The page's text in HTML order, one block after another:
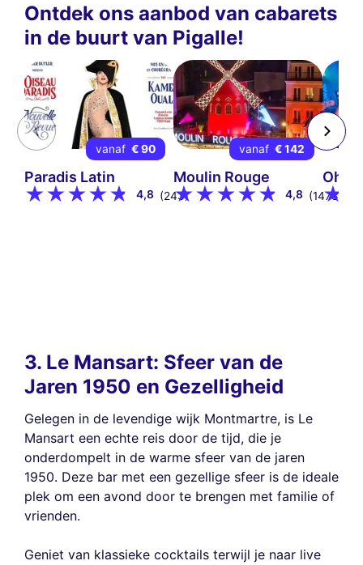
Ontdek ons aanbod van cabarets
in de buurt van Pigalle!
vanaf € 90
Paradis Latin
4,8 (243)
vanaf € 142
Moulin Rouge
4,8 (1478)
Oh!
3. Le Mansart: Sfeer van de
Jaren 1950 en Gezelligheid
Gelegen in de levendige wijk Montmartre, is Le
Mansart een echte reis door de tijd, die je
onderdompelt in de warme sfeer van de jaren
1950. Deze bar met een gezellige sfeer is de ideale
plek om een avond door te brengen met familie of
vrienden.
Geniet van klassieke cocktails terwijl je naar live